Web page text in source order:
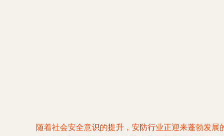
随着社会安全意识的提升，安防行业正迎来蓬勃发